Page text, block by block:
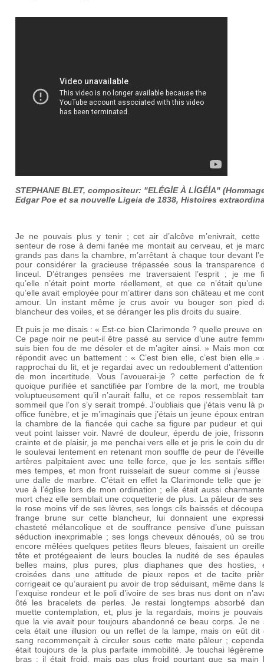
STEPHANE BLET, compositeur: "ELÉGİE À LİGÉİA"
Edgar Poe et sa nouvelle Ligeia de 1838, Histoires
Je ne pouvais plus y tenir ; cet air d’alcôve m’enivrait, cette
senteur de rose à demi fanée me montait au cerveau, et je
grands pas dans la chambre, m’arrêtant à chaque tour devant
pour considérer la gracieuse trépassée sous la transparence
linceul. D’étranges pensées me traversaient l’esprit ; je me
qu’elle n’était point morte réellement, et que ce n’était
qu’elle avait employée pour m’attirer dans son château et me
amour. Un instant même je crus avoir vu bouger son pied
blancheur des voiles, et se déranger les plis droits du suaire.
Et puis je me disais : « Est-ce bien Clarimonde ? quelle preuve
Ce page noir ne peut-il être passé au service d’une autre
suis bien fou de me désoler et de m’agiter ainsi. » Mais mon
répondit avec un battement : « C’est bien elle, c’est bien elle.»
rapprochai du lit, et je regardai avec un redoublement d’attention
de mon incertitude. Vous l’avouerai-je ? cette perfection de
quoique purifiée et sanctifiée par l’ombre de la mort, me
voluptueusement qu’il n’aurait fallu, et ce repos ressemblait
sommeil que l’on s’y serait trompé. J’oubliais que j’étais venu là
office funèbre, et je m’imaginais que j’étais un jeune époux
la chambre de la fiancée qui cache sa figure par pudeur et
veut point laisser voir. Navré de douleur, éperdu de joie,
crainte et de plaisir, je me penchai vers elle et je pris le coin du
le soulevai lentement en retenant mon souffle de peur de
artères palpitaient avec une telle force, que je les sentais
mes tempes, et mon front ruisselait de sueur comme si j’eusse
une dalle de marbre. C’était en effet la Clarimonde telle que je
vue à l’église lors de mon ordination ; elle était aussi
mort chez elle semblait une coquetterie de plus. La pâleur de
le rose moins vif de ses lèvres, ses longs cils baissés et
frange brune sur cette blancheur, lui donnaient une
chasteté mélancolique et de souffrance pensive d’une
séduction inexprimable ; ses longs cheveux dénoués, où se
encore mêlées quelques petites fleurs bleues, faisaient un
tête et protégeaient de leurs boucles la nudité de ses
belles mains, plus pures, plus diaphanes que des hosties,
croisées dans une attitude de pieux repos et de tacite
corrigeait ce qu’auraient pu avoir de trop séduisant, même dans
l’exquise rondeur et le poli d’ivoire de ses bras nus dont on
ôté les bracelets de perles. Je restai longtemps absorbé
muette contemplation, et, plus je la regardais, moins je
que la vie avait pour toujours abandonné ce beau corps. Je ne
cela était une illusion ou un reflet de la lampe, mais on eût dit
sang recommençait à circuler sous cette mate pâleur ;
était toujours de la plus parfaite immobilité. Je touchai
bras ; il était froid, mais pas plus froid pourtant que sa main